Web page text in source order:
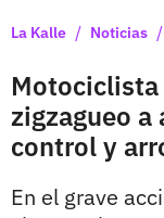
La Kalle / Noticias /
zigzagueo
control y
En el grave